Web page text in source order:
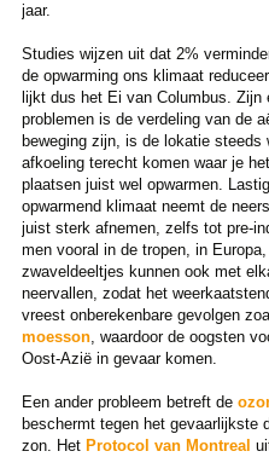
jaar.
Studies wijzen uit dat 2%
de opwarming ons klimaat
lijkt dus het Ei van Columbus. Zijn
problemen is de verdeling van de
beweging zijn, is de lokatie steeds
afkoeling terecht komen waar je
plaatsen juist wel opwarmen.
opwarmend klimaat neemt de
juist sterk afnemen, zelfs tot pre-
men vooral in de tropen, in
zwaveldeeltjes kunnen ook met
neervallen, zodat het
vreest onberekenbare gevolgen
moesson, waardoor de oogsten
Oost-Azië in gevaar komen.
Een ander probleem betreft de
beschermt tegen het gevaarlijkste
zon. Het Protocol van Montreal